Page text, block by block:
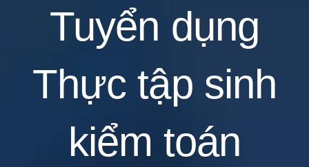
Tuyển dụng
Thực tập sinh
kiểm toán